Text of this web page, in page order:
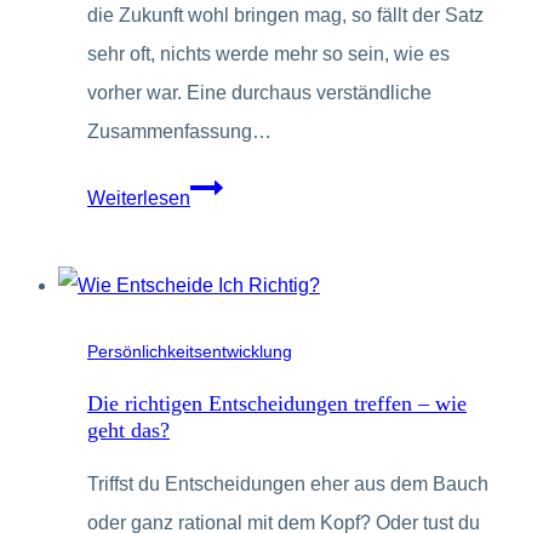
die Zukunft wohl bringen mag, so fällt der Satz
sehr oft, nichts werde mehr so sein, wie es
vorher war. Eine durchaus verständliche
Zusammenfassung…
WeiterlesenWas
Krise
Persönlichkeitsentwicklung
Die richtigen Entscheidungen treffen – wie
geht das?
Triffst du Entscheidungen eher aus dem Bauch
oder ganz rational mit dem Kopf? Oder tust du